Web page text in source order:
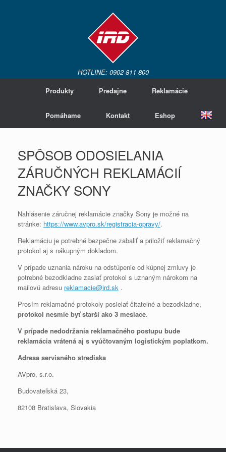
HOTLINE: 0902 811 800
Produkty
Predajne Reklamácie
Pomáhame Kontakt Eshop
SPÔSOB ODOSIELANIA
ZÁRUČNÝCH REKLAMÁCIÍ
ZNAČKY SONY
Nahlásenie záručnej reklamácie značky Sony je možné na
stránke: https://www.avpro.sk/registracia-opravy/.
Reklamáciu je potrebné bezpečne zabaliť a priložiť reklamačný
protokol aj s nákupným dokladom.
V prípade uznania nároku na odstúpenie od kúpnej zmluvy je
potrebné bezodkladne zaslať protokol s uznaným nárokom na
mailovú adresu reklamacie@ird.sk .
Prosím reklamačné protokoly posielať čitateľné a bezodkladne,
protokol nesmie byť starší ako 3 mesiace.
V prípade nedodržania reklamačného postupu bude
reklamácia vrátená aj s vyúčtovaným logistickým poplatkom.
Adresa servisného strediska
AVpro, s.r.o.
Budovateľská 23,
82108 Bratislava, Slovakia